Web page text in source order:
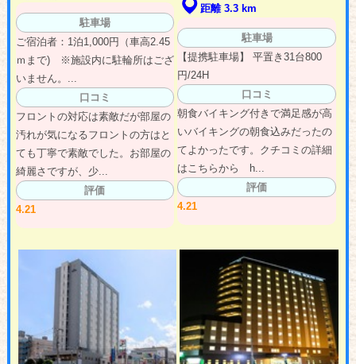
駐車場
ご宿泊者：1泊1,000円（車高2.45
ｍまで) ※施設内に駐輪所はござ
いません。...
口コミ
フロントの対応は素敵だが部屋の
汚れが気になるフロントの方はと
ても丁寧で素敵でした。お部屋の
綺麗さですが、少...
評価
4.21
距離 3.3 km
駐車場
【提携駐車場】 平置き31台800
円/24H
口コミ
朝食バイキング付きで満足感が高
いバイキングの朝食込みだったの
てよかったです。クチコミの詳細
はこちらから h...
評価
4.21